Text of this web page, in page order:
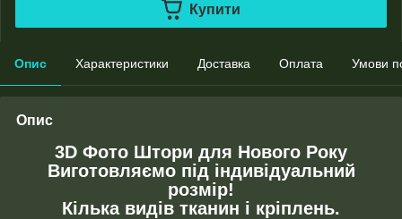
Купити
Опис Характеристики Доставка Оплата Умови
Опис
3D Фото Штори для Нового Року
Виготовляємо під індивідуальний
розмір!
Кілька видів тканин і кріплень.